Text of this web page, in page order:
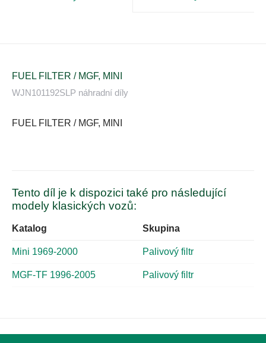
FUEL FILTER / MGF, MINI
WJN101192SLP náhradní díly
FUEL FILTER / MGF, MINI
Tento díl je k dispozici také pro následující
modely klasických vozů:
Katalog Skupina
Mini 1969-2000 Palivový filtr
MGF-TF 1996-2005 Palivový filtr